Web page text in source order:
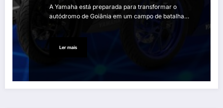
A Yamaha está preparada para transformar o
autódromo de Goiânia em um campo de batalha…
Ler mais